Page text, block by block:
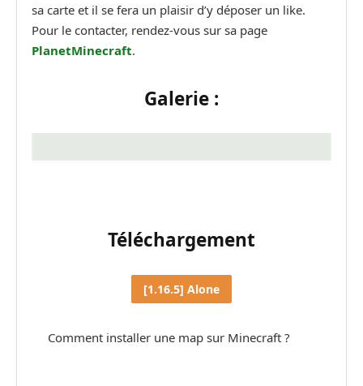
sa carte et il se fera un plaisir d’y déposer un like.
Pour le contacter, rendez-vous sur sa page
PlanetMinecraft.
Galerie :
Téléchargement
[1.16.5] Alone
Comment installer une map sur Minecraft ?